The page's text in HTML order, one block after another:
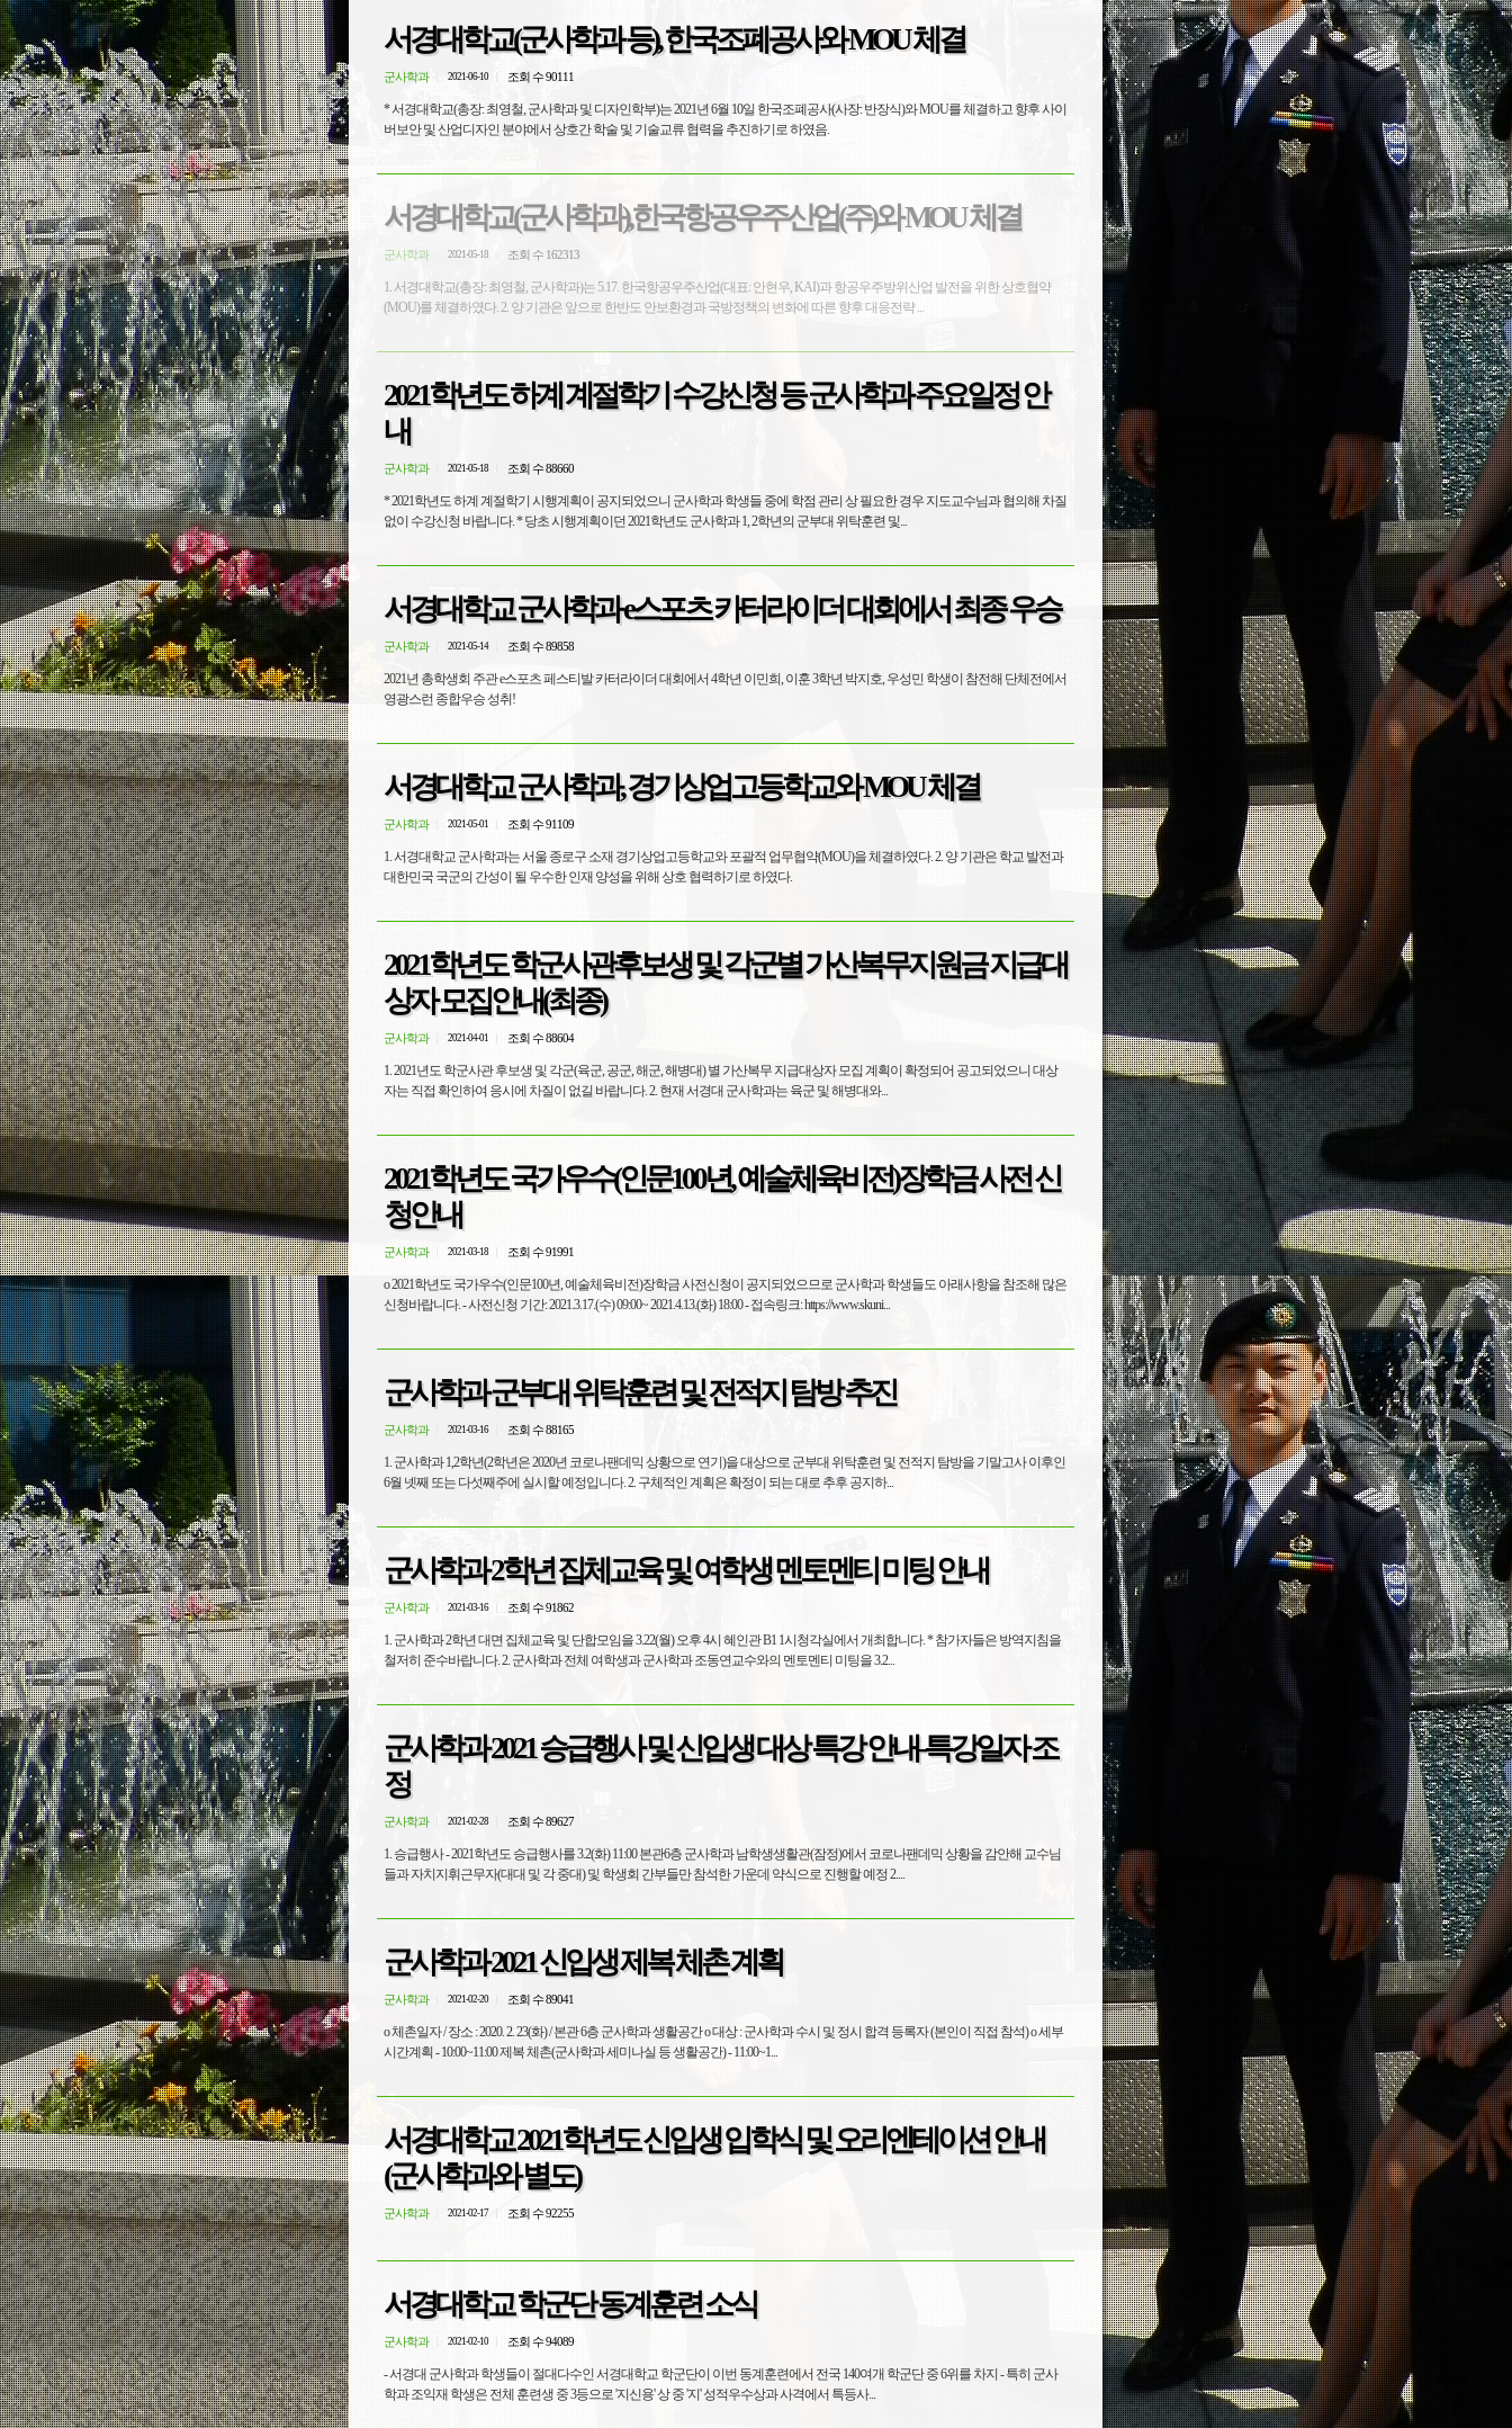
서경대학교(군사학과 등), 한국조폐공사와 MOU 체결
군사학과 2021-06-10 조회 수 90111
* 서경대학교(총장: 최영철, 군사학과 및 디자인학부)는 2021년 6월 10일 한국조폐공사(사장: 반장식)와 MOU를 체결하고 향후 사이
버보안 및 산업디자인 분야에서 상호간 학술 및 기술교류 협력을 추진하기로 하였음.
서경대학교(군사학과),한국항공우주산업(주)와 MOU 체결
군사학과 2021-05-18 조회 수 162313
1. 서경대학교(총장: 최영철, 군사학과)는 5.17. 한국항공우주산업(대표: 안현우, KAI)과 항공우주방위산업 발전을 위한 상호협약
(MOU)를 체결하였다. 2. 양 기관은 앞으로 한반도 안보환경과 국방정책의 변화에 따른 향후 대응전략 ...
2021학년도 하계 계절학기 수강신청 등 군사학과 주요일정 안
내
군사학과 2021-05-18 조회 수 88660
* 2021학년도 하계 계절학기 시행계획이 공지되었으니 군사학과 학생들 중에 학점 관리 상 필요한 경우 지도교수님과 협의해 차질
없이 수강신청 바랍니다. * 당초 시행계획이던 2021학년도 군사학과 1, 2학년의 군부대 위탁훈련 및...
서경대학교 군사학과 e스포츠 카터라이더 대회에서 최종 우승
군사학과 2021-05-14 조회 수 89858
2021년 총학생회 주관 e스포츠 페스티발 카터라이더 대회에서 4학년 이민희, 이훈 3학년 박지호, 우성민 학생이 참전해 단체전에서
영광스런 종합우승 성취!
서경대학교 군사학과, 경기상업고등학교와 MOU 체결
군사학과 2021-05-01 조회 수 91109
1. 서경대학교 군사학과는 서울 종로구 소재 경기상업고등학교와 포괄적 업무협약(MOU)을 체결하였다. 2. 양 기관은 학교 발전과
대한민국 국군의 간성이 될 우수한 인재 양성을 위해 상호 협력하기로 하였다.
2021학년도 학군사관후보생 및 각군별 가산복무지원금 지급대
상자 모집안내(최종)
군사학과 2021-04-01 조회 수 88604
1. 2021년도 학군사관 후보생 및 각군(육군, 공군, 해군, 해병대) 별 가산복무 지급대상자 모집 계획이 확정되어 공고되었으니 대상
자는 직접 확인하여 응시에 차질이 없길 바랍니다. 2. 현재 서경대 군사학과는 육군 및 해병대와...
2021학년도 국가우수(인문100년, 예술체육비전)장학금 사전 신
청안내
군사학과 2021-03-18 조회 수 91991
o 2021학년도 국가우수(인문100년, 예술체육비전)장학금 사전신청이 공지되었으므로 군사학과 학생들도 아래사항을 참조해 많은
신청바랍니다. - 사전신청 기간: 2021.3.17.(수) 09:00~ 2021.4.13.(화) 18:00 - 접속링크: https://www.skuni...
군사학과 군부대 위탁훈련 및 전적지 탐방 추진
군사학과 2021-03-16 조회 수 88165
1. 군사학과 1,2학년(2학년은 2020년 코로나팬데믹 상황으로 연기)을 대상으로 군부대 위탁훈련 및 전적지 탐방을 기말고사 이후인
6월 넷째 또는 다섯째주에 실시할 예정입니다. 2. 구체적인 계획은 확정이 되는 대로 추후 공지하...
군사학과 2학년 집체교육 및 여학생 멘토멘티 미팅 안내
군사학과 2021-03-16 조회 수 91862
1. 군사학과 2학년 대면 집체교육 및 단합모임을 3.22(월) 오후 4시 혜인관 B1 1시청각실에서 개최합니다. * 참가자들은 방역지침을
철저히 준수바랍니다. 2. 군사학과 전체 여학생과 군사학과 조동연교수와의 멘토멘티 미팅을 3.2...
군사학과 2021 승급행사 및 신입생 대상 특강 안내-특강일자 조
정
군사학과 2021-02-28 조회 수 89627
1. 승급행사 - 2021학년도 승급행사를 3.2(화) 11:00 본관6층 군사학과 남학생생활관(잠정)에서 코로나팬데믹 상황을 감안해 교수님
들과 자치지휘근무자(대대 및 각 중대) 및 학생회 간부들만 참석한 가운데 약식으로 진행할 예정 2....
군사학과 2021 신입생 제복 체촌 계획
군사학과 2021-02-20 조회 수 89041
o 체촌일자 / 장소 : 2020. 2. 23(화) / 본관 6층 군사학과 생활공간 o 대상 : 군사학과 수시 및 정시 합격 등록자 (본인이 직접 참석) o 세부
시간계획 - 10:00~11:00 제복 체촌(군사학과 세미나실 등 생활공간) - 11:00~1...
서경대학교 2021학년도 신입생 입학식 및 오리엔테이션 안내
(군사학과와 별도)
군사학과 2021-02-17 조회 수 92255
서경대학교 학군단 동계훈련 소식
군사학과 2021-02-10 조회 수 94089
- 서경대 군사학과 학생들이 절대다수인 서경대학교 학군단이 이번 동계훈련에서 전국 140여개 학군단 중 6위를 차지 - 특히 군사
학과 조익재 학생은 전체 훈련생 중 3등으로 '지신용' 상 중 '지' 성적우수상과 사격에서 특등사...